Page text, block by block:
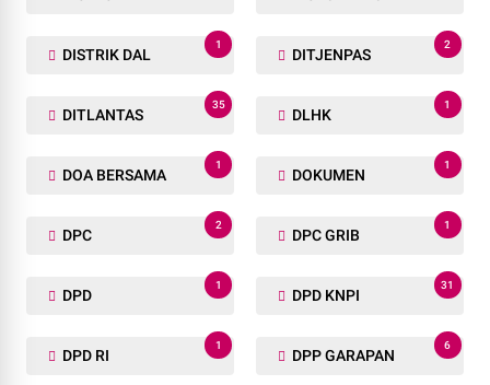
DISTRIK DAL
1
DITJENPAS
2
DITLANTAS
35
DLHK
1
DOA BERSAMA
1
DOKUMEN
1
DPC
2
DPC GRIB
1
DPD
1
DPD KNPI
31
DPD RI
1
DPP GARAPAN
6